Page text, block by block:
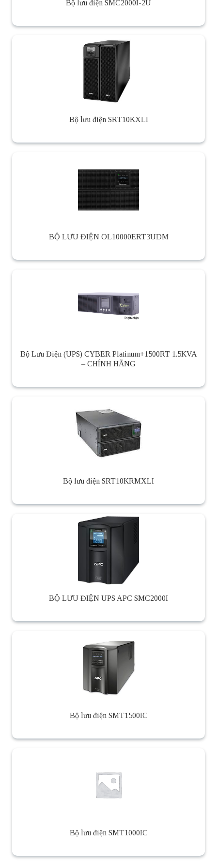
Bộ lưu điện SMC2000I-2U
Bộ lưu điện SRT10KXLI
BỘ LƯU ĐIỆN OL10000ERT3UDM
Bộ Lưu Điện (UPS) CYBER Platinum+1500RT 1.5KVA
– CHÍNH HÃNG
Bộ lưu điện SRT10KRMXLI
BỘ LƯU ĐIỆN UPS APC SMC2000I
Bộ lưu điện SMT1500IC
Bộ lưu điện SMT1000IC